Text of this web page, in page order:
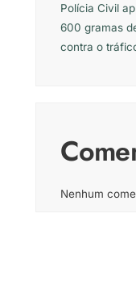
Polícia Civil
600 gramas
contra o
Nenhum